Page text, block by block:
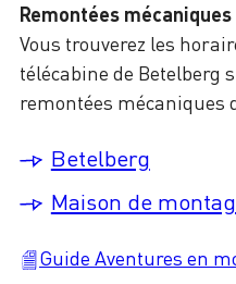
Remontées mécaniques
Vous trouverez les
télécabine de Betelberg
remontées mécaniques
Betelberg
Maison de
Guide Aventures en